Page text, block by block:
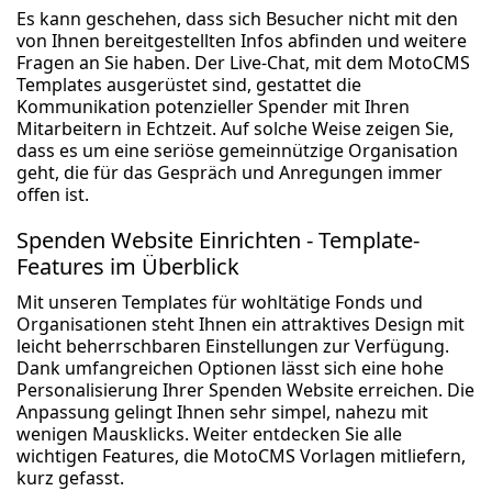
Es kann geschehen, dass sich Besucher nicht mit den
von Ihnen bereitgestellten Infos abfinden und weitere
Fragen an Sie haben. Der Live-Chat, mit dem MotoCMS
Templates ausgerüstet sind, gestattet die
Kommunikation potenzieller Spender mit Ihren
Mitarbeitern in Echtzeit. Auf solche Weise zeigen Sie,
dass es um eine seriöse gemeinnützige Organisation
geht, die für das Gespräch und Anregungen immer
offen ist.
Spenden Website Einrichten - Template-
Features im Überblick
Mit unseren Templates für wohltätige Fonds und
Organisationen steht Ihnen ein attraktives Design mit
leicht beherrschbaren Einstellungen zur Verfügung.
Dank umfangreichen Optionen lässt sich eine hohe
Personalisierung Ihrer Spenden Website erreichen. Die
Anpassung gelingt Ihnen sehr simpel, nahezu mit
wenigen Mausklicks. Weiter entdecken Sie alle
wichtigen Features, die MotoCMS Vorlagen mitliefern,
kurz gefasst.